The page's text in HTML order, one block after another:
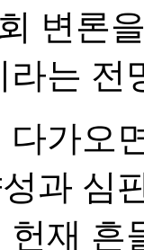
변론
는 전
가오
과 심
재 흔